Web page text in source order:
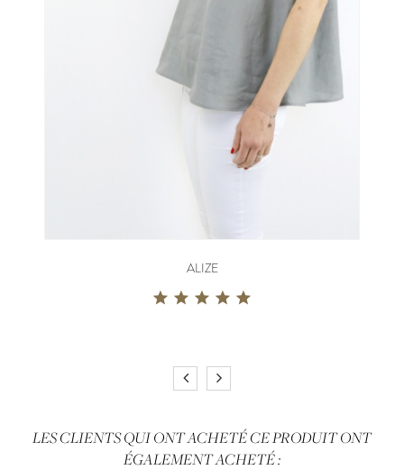
ALIZE
LES CLIENTS QUI ONT ACHETÉ CE PRODUIT ONT
ÉGALEMENT ACHETÉ :